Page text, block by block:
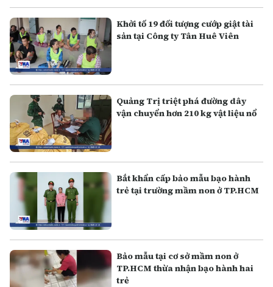
Khởi tố 19 đối tượng cướp giật tài
sản tại Công ty Tân Huê Viên
Quảng Trị triệt phá đường dây
vận chuyển hơn 210 kg vật liệu nổ
Bắt khẩn cấp bảo mẫu bạo hành
trẻ tại trường mầm non ở TP.HCM
Bảo mẫu tại cơ sở mầm non ở
TP.HCM thừa nhận bạo hành hai
trẻ